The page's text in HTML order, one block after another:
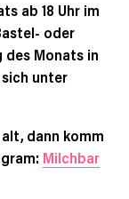
ab 18 Uhr im
oder
des Monats in
unter
dann komm
Milchbar